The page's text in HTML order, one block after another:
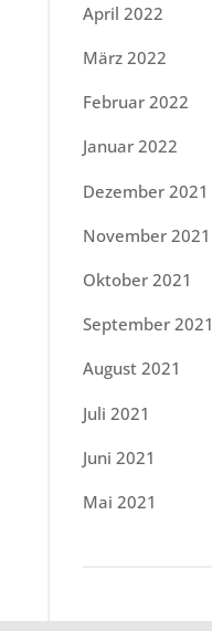
April 2022
März 2022
Februar 2022
Januar 2022
Dezember 2021
November 2021
Oktober 2021
September 2021
August 2021
Juli 2021
Juni 2021
Mai 2021